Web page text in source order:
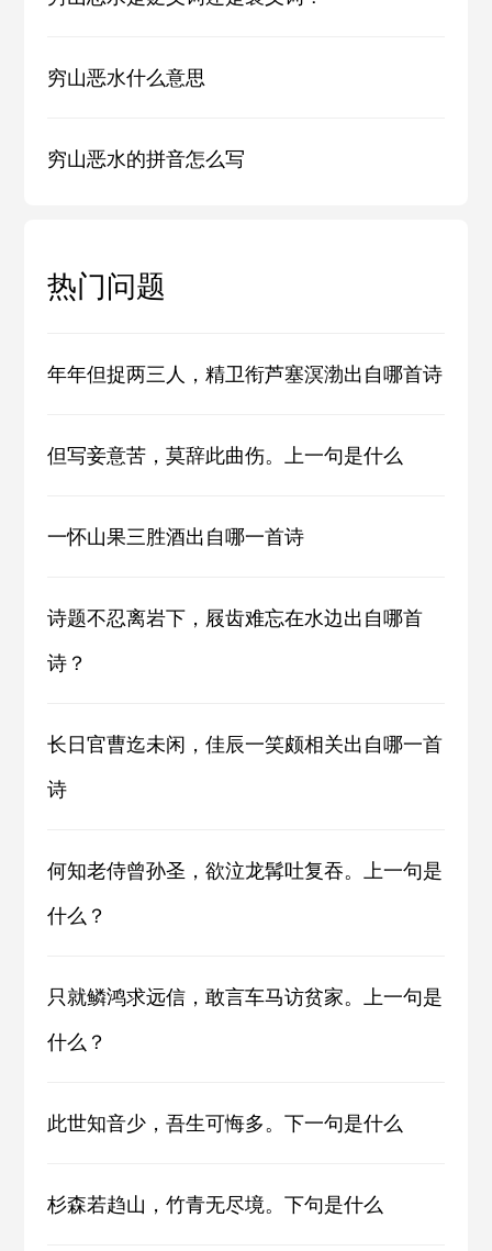
穷山恶水什么意思
穷山恶水的拼音怎么写
热门问题
年年但捉两三人，精卫衔芦塞溟渤出自哪首诗
但写妾意苦，莫辞此曲伤。上一句是什么
一怀山果三胜酒出自哪一首诗
诗题不忍离岩下，屐齿难忘在水边出自哪首
诗？
长日官曹迄未闲，佳辰一笑颇相关出自哪一首
诗
何知老侍曾孙圣，欲泣龙髯吐复吞。上一句是
什么？
只就鳞鸿求远信，敢言车马访贫家。上一句是
什么？
此世知音少，吾生可悔多。下一句是什么
杉森若趋山，竹青无尽境。下句是什么